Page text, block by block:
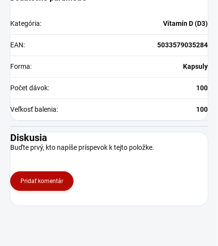
Kategória: Vitamín D (D3)
EAN: 5033579035284
Forma: Kapsuly
Počet dávok: 100
Veľkosť balenia: 100
Diskusia
Buďte prvý, kto napíše príspevok k tejto položke.
Pridať komentár